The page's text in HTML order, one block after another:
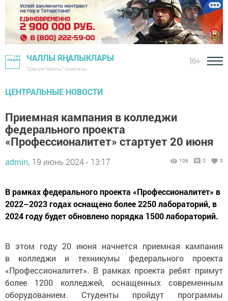
ЧАЛЛЫ ЯҢАЛЫКЛАРЫ
"Шәһри Чаллы" газетасы
16+
ЦЕНТРАЛЬНЫЕ НОВОСТИ
Приемная кампания в колледжи
федерального проекта
«Профессионалитет» стартует 20 июня
admin, 19 июнь 2024 - 13:17 106 0 0
В рамках федерального проекта «Профессионалитет» в
2022–2023 годах оснащено более 2250 лабораторий, в
2024 году будет обновлено порядка 1500 лабораторий.
В этом году 20 июня начнется приемная кампания
в колледжи и техникумы федерального проекта
«Профессионалитет». В рамках проекта ребят примут
более 1200 колледжей, оснащенных современным
оборудованием. Студенты пройдут программы